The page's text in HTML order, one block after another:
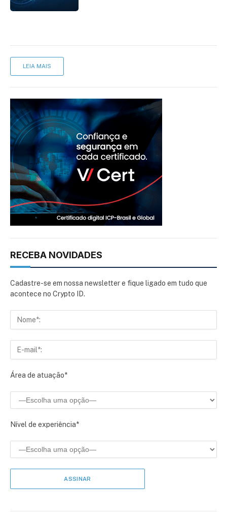
LEIA MAIS
RECEBA NOVIDADES
Cadastre-se em nossa newsletter e fique ligado em tudo que
acontece no Crypto ID.
Área de atuação*
Nível de experiência*